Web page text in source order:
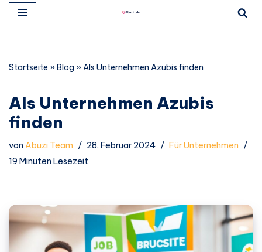
springen
Startseite »Blog »Als Unternehmen Azubis finden
Als Unternehmen Azubis
finden
vonAbuzi Team 28. Februar 2024
Für Unternehmen
19 Minuten Lesezeit